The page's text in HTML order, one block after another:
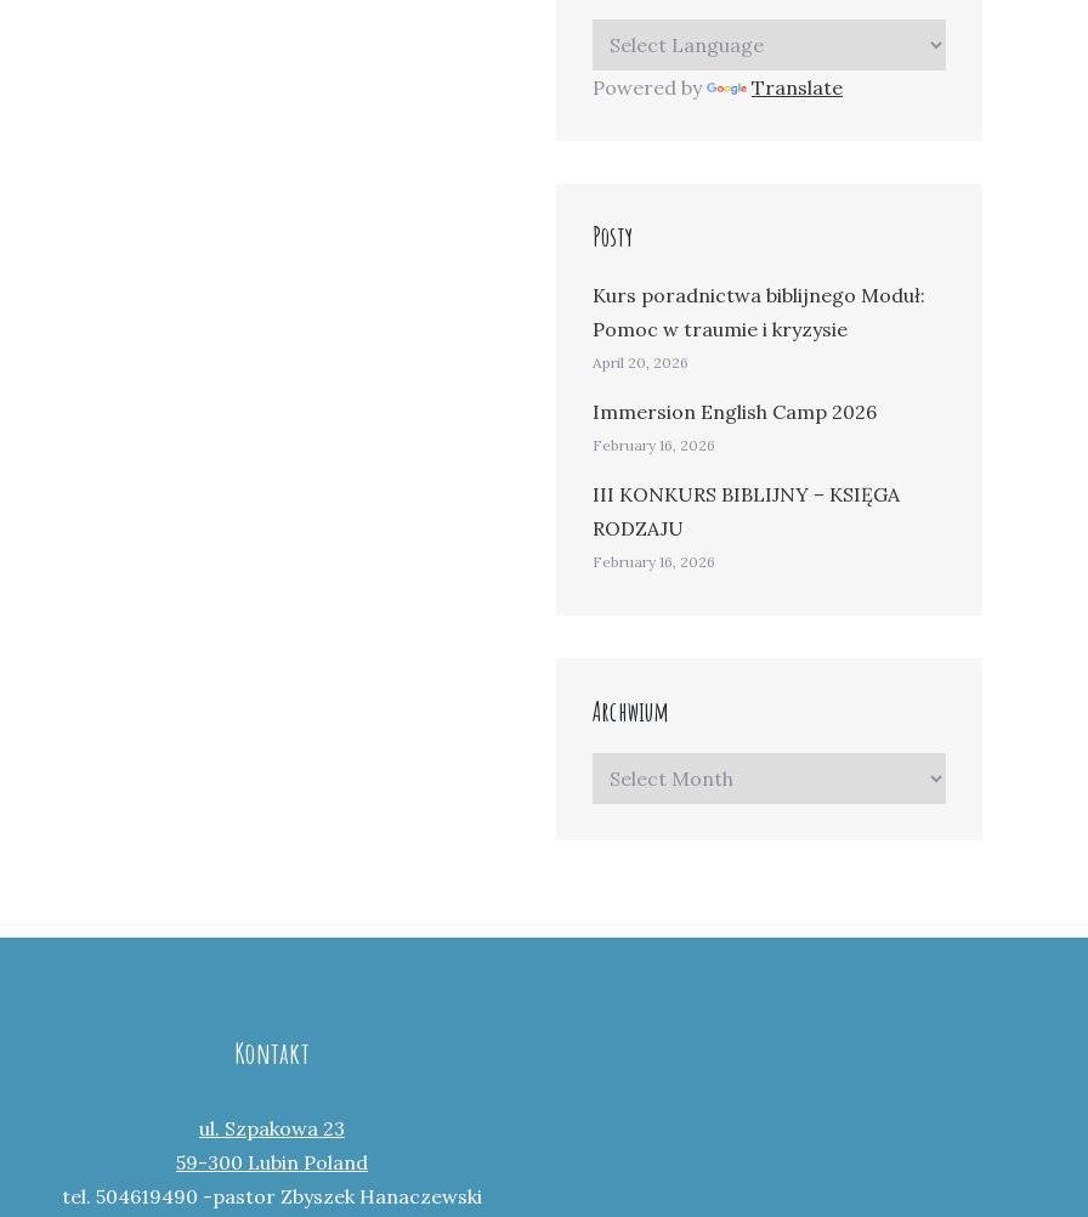
Powered by Translate
Posty
Kurs poradnictwa biblijnego Moduł:
Pomoc w traumie i kryzysie
April 20, 2026
Immersion English Camp 2026
February 16, 2026
III KONKURS BIBLIJNY – KSIĘGA
RODZAJU
February 16, 2026
Archwium
Archwium
Kontakt
ul. Szpakowa 23
59-300 Lubin Poland
tel. 504619490 -pastor Zbyszek Hanaczewski